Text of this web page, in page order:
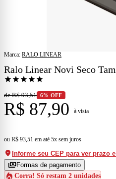
Marca: RALO LINEAR
Ralo Linear Novi Seco
star star star star star
de R$ 93,51 6% OFF
R$ 87,90 à vista
ou R$ 93,51 em até 5x sem juros
location_on Informe seu CEP para ver prazo
paymentsFormas de pagamento
local_fire_department Corra! Só restam 2 unidades